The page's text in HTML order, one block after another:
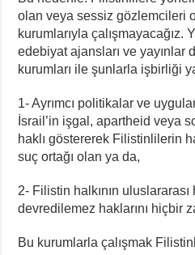
olan veya sessiz gözlemcileri
kurumlarıyla çalışmayacağız.
edebiyat ajansları ve yayınlar
kurumları ile şunlarla işbirliği
1- Ayrımcı politikalar ve
İsrail’in işgal, apartheid veya
haklı göstererek Filistinlilerin
suç ortağı olan ya da,
2- Filistin halkının
devredilemez haklarını hiçbir
Bu kurumlarla çalışmak